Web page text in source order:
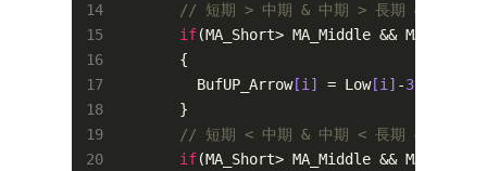
// 短期 > 中期 & 中期 > 長期 & 終値 > 短
if(MA_Short> MA_Middle &&
       {
         BufUP_Arrow
[i] = Low[i] -30
       }
// 短期 < 中期 & 中期 < 長期 & 終値 < 短
if(MA_Short> MA_Middle &&